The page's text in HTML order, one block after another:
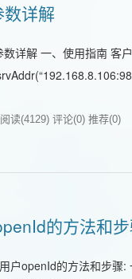
详解
详解 一、使用指南
阅读(4129) 评论(0) 推荐(0)
的方法和
户openId的方法和步骤